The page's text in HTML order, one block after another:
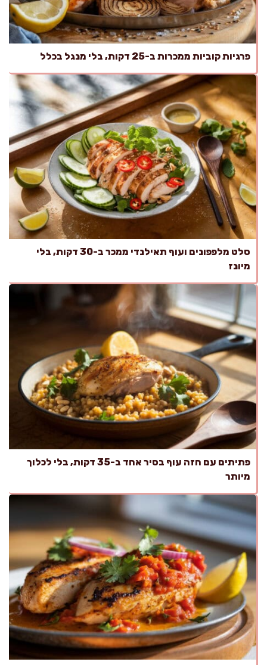
פרגיות קוביות ממכרות ב-25 דקות, בלי מנגל בכלל
סלט מלפפונים ועוף תאילנדי ממכר ב-30 דקות, בלי
מיונז
פתיתים עם חזה עוף בסיר אחד ב-35 דקות, בלי לכלוך
מיותר